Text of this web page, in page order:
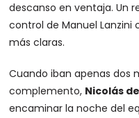
descanso en ventaja. Un
control de Manuel Lanzini
más claras.
Cuando iban apenas dos
complemento, Nicolás
encaminar la noche del